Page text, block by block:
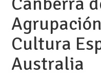
Cultura
Australia